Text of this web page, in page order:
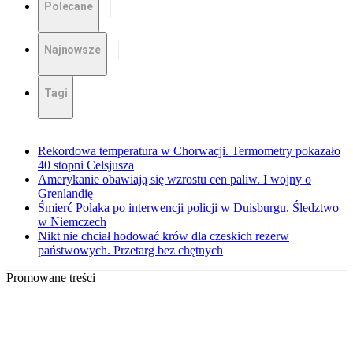
Polecane
Najnowsze
Tagi
Rekordowa temperatura w Chorwacji. Termometry pokazało
40 stopni Celsjusza
Amerykanie obawiają się wzrostu cen paliw. I wojny o
Grenlandię
Śmierć Polaka po interwencji policji w Duisburgu. Śledztwo
w Niemczech
Nikt nie chciał hodować krów dla czeskich rezerw
państwowych. Przetarg bez chętnych
Promowane treści